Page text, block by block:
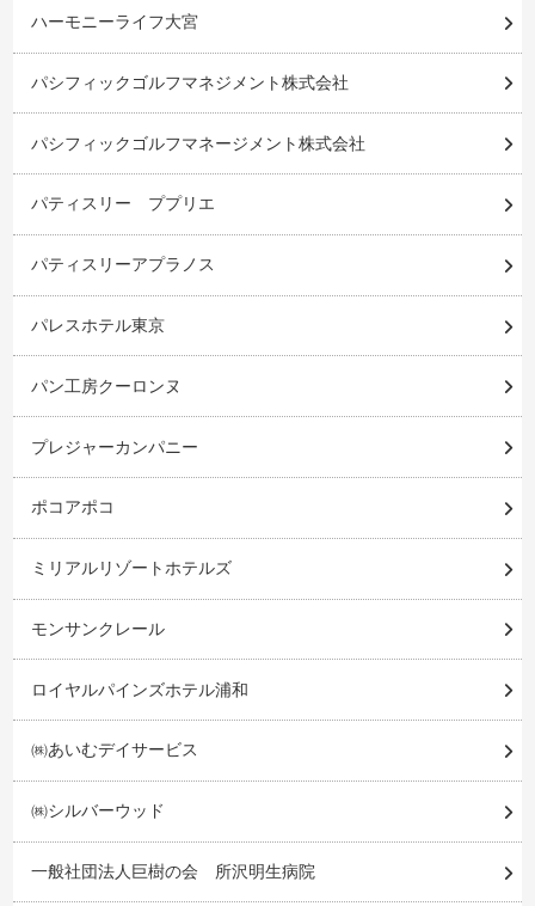
ハーモニーライフ大宮
パシフィックゴルフマネジメント株式会社
パシフィックゴルフマネージメント株式会社
パティスリー ププリエ
パティスリーアプラノス
パレスホテル東京
パン工房クーロンヌ
プレジャーカンパニー
ポコアポコ
ミリアルリゾートホテルズ
モンサンクレール
ロイヤルパインズホテル浦和
㈱あいむデイサービス
㈱シルバーウッド
一般社団法人巨樹の会 所沢明生病院